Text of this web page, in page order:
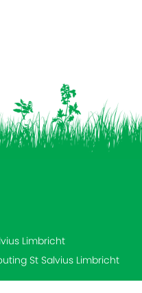
Limbricht
St Salvius Limbricht